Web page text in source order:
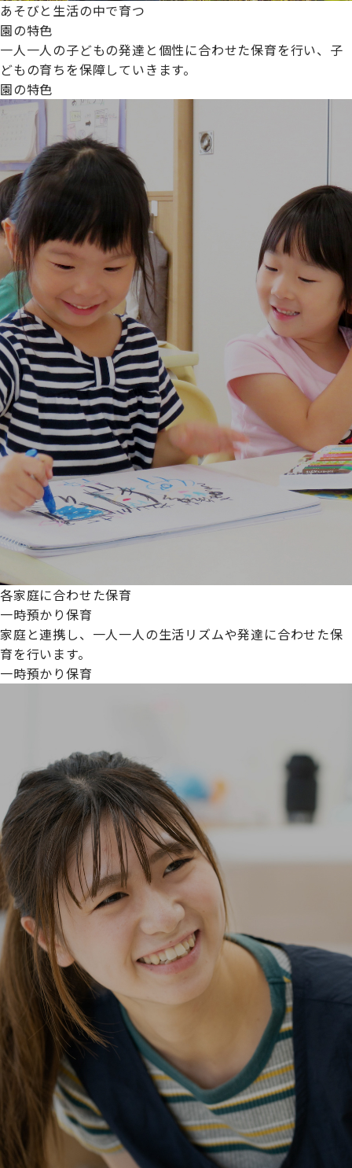
あそびと生活の中で育つ
園の特色
一人一人の子どもの発達と個性に合わせた保育を行い、子
どもの育ちを保障していきます。
園の特色
各家庭に合わせた保育
一時預かり保育
家庭と連携し、一人一人の生活リズムや発達に合わせた保
育を行います。
一時預かり保育